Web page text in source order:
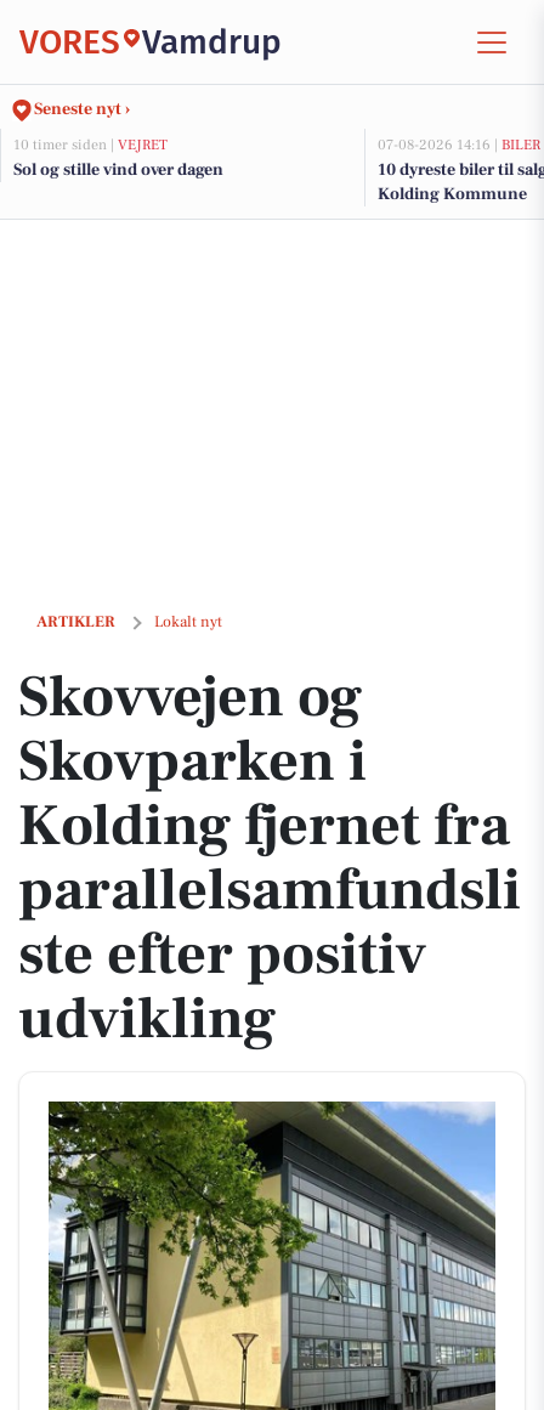
VORES Vamdrup
Seneste nyt ›
10 timer siden | VEJRET
Sol og stille vind over dagen
07-08-2026 14:16 | BILER
10 dyreste biler til
Kolding Kommune
ARTIKLER Lokalt nyt
Skovvejen og Skovparken i Kolding fjernet fra
Skovvejen og
Skovparken i
Kolding fjernet fra
parallelsamfundsli
ste efter positiv
udvikling